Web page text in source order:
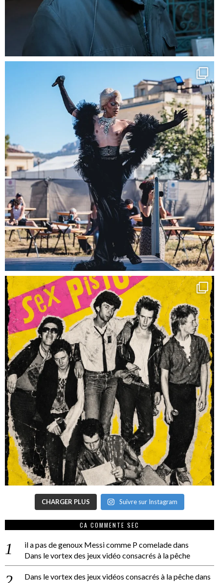
CHARGER PLUS Suivre sur Instagram
CA COMMENTE SEC
il a pas de genoux Messi comme P comeladedans
Dans le vortex des jeux vidéo consacrés à la pêche
Dans le vortex des jeux vidéos consacrés à la pêchedans